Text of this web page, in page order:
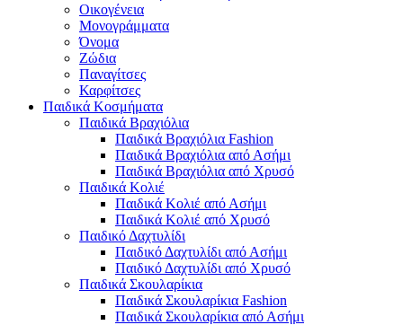
Οικογένεια
Μονογράμματα
Όνομα
Ζώδια
Παναγίτσες
Καρφίτσες
Παιδικά Κοσμήματα
Παιδικά Βραχιόλια
Παιδικά Βραχιόλια Fashion
Παιδικά Βραχιόλια από Ασήμι
Παιδικά Βραχιόλια από Χρυσό
Παιδικά Κολιέ
Παιδικά Κολιέ από Ασήμι
Παιδικά Κολιέ από Χρυσό
Παιδικό Δαχτυλίδι
Παιδικό Δαχτυλίδι από Ασήμι
Παιδικό Δαχτυλίδι από Χρυσό
Παιδικά Σκουλαρίκια
Παιδικά Σκουλαρίκια Fashion
Παιδικά Σκουλαρίκια από Ασήμι